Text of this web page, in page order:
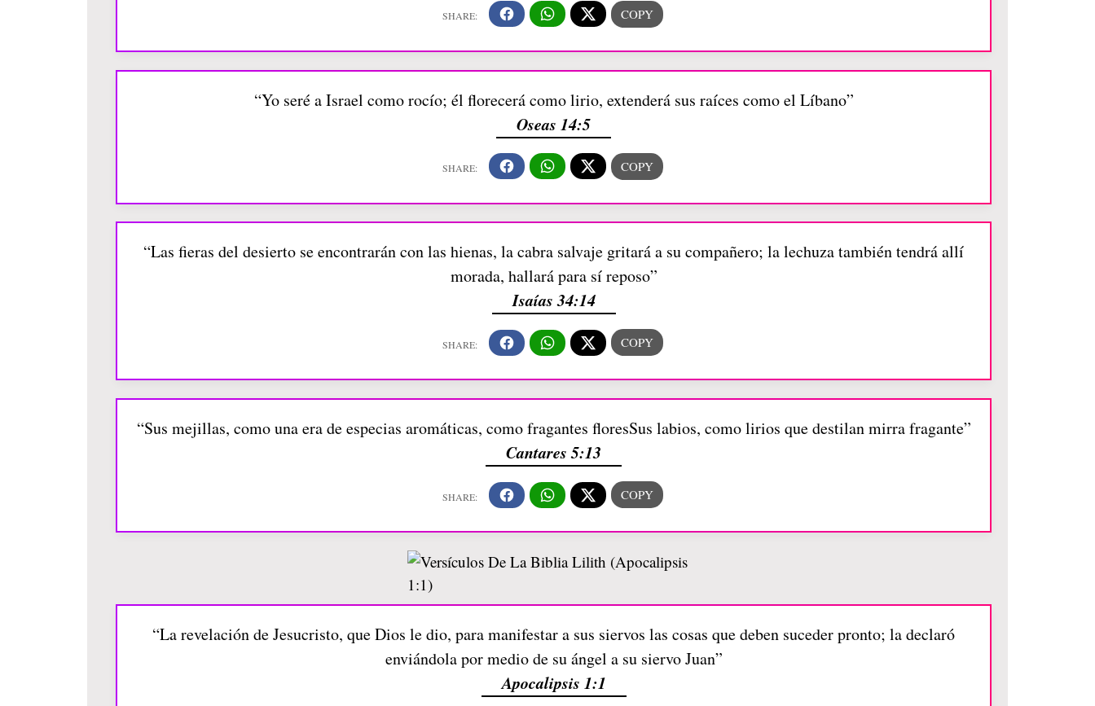
“Yo seré a Israel como rocío; él florecerá como lirio, extenderá sus raíces como el Líbano”
Oseas 14:5
“Las fieras del desierto se encontrarán con las hienas, la cabra salvaje gritará a su compañero; la lechuza también tendrá allí
morada, hallará para sí reposo”
Isaías 34:14
“Sus mejillas, como una era de especias aromáticas, como fragantes floresSus labios, como lirios que destilan mirra fragante”
Cantares 5:13
“La revelación de Jesucristo, que Dios le dio, para manifestar a sus siervos las cosas que deben suceder pronto; la declaró
enviándola por medio de su ángel a su siervo Juan”
Apocalipsis 1:1